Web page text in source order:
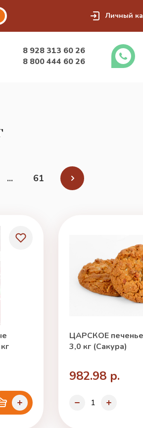
Личный
8 928 313 60 26
8 800 444 60 26
... 61
ЦАРСКОЕ
3,0 кг (Сакура)
982.98 р.